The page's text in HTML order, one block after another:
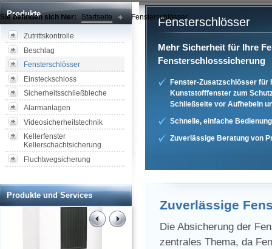
Sie befinden sich hier: Startseite Fensterschlösser
Fensterschlösser
Mehr Sicherheit für Ihre
Fensterschlosssicherung
Fenster-Zusatzschlösser für
Kunststofffenster zum
Schließseite vor Aufhebeln
Schnelle, einfache Bedienung
Zuverlässige Beratung von
Zuverlässige
Die Absicherung der
zentrales Thema, da
Produkte
Zutrittskontrolle
Beschlag
Fensterschlösser
Einsteckschloss
Sicherheitsschließbleche
Alarmanlagen
Videosicherheitstechnik
Kellerfenster
Kellerschachtsicherung
Fluchtwegsicherung
Produkte und Services